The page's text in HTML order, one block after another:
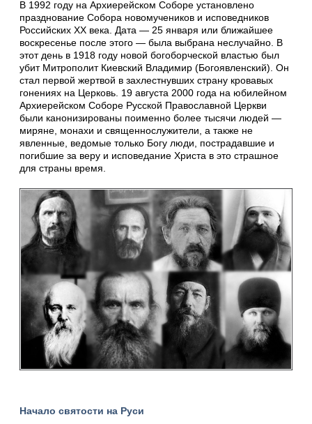
В 1992 году на Архиерейском Соборе установлено
празднование Собора новомучеников и исповедников
Российских XX века. Дата — 25 января или ближайшее
воскресенье после этого — была выбрана неслучайно. В
этот день в 1918 году новой богоборческой властью был
убит Митрополит Киевский Владимир (Богоявленский). Он
стал первой жертвой в захлестнувших страну кровавых
гонениях на Церковь. 19 августа 2000 года на юбилейном
Архиерейском Соборе Русской Православной Церкви
были канонизированы поименно более тысячи людей —
миряне, монахи и священнослужители, а также не
явленные, ведомые только Богу люди, пострадавшие и
погибшие за веру и исповедание Христа в это страшное
для страны время.
Начало святости на Руси